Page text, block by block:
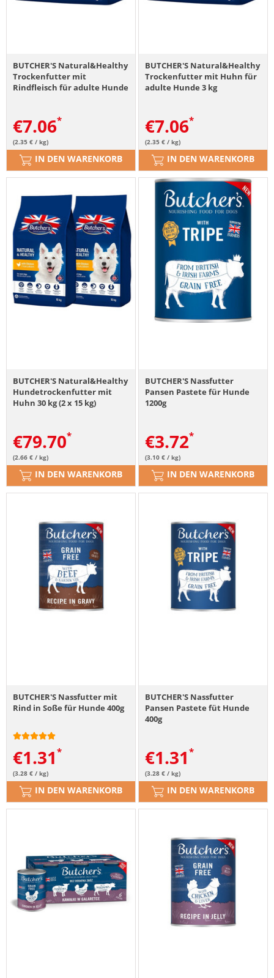
BUTCHER'S Natural&Healthy
Trockenfutter mit
Rindfleisch für adulte Hunde
€7.06
(2.35 € / kg)
IN DEN WARENKORB
BUTCHER'S Natural&Healthy
Trockenfutter mit Huhn für
adulte Hunde 3 kg
€7.06
(2.35 € / kg)
IN DEN WARENKORB
BUTCHER'S Natural&Healthy
Hundetrockenfutter mit
Huhn 30 kg (2 x 15 kg)
€79.70
(2.66 € / kg)
IN DEN WARENKORB
BUTCHER'S Nassfutter
Pansen Pastete für Hunde
1200g
€3.72
(3.10 € / kg)
IN DEN WARENKORB
BUTCHER'S Nassfutter mit
Rind in Soße für Hunde 400g
€1.31
(3.28 € / kg)
IN DEN WARENKORB
BUTCHER'S Nassfutter
Pansen Pastete füt Hunde
400g
€1.31
(3.28 € / kg)
IN DEN WARENKORB